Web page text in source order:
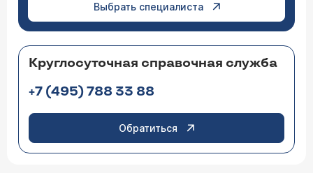
Выбрать специалиста
Круглосуточная справочная служба
+7 (495) 788 33 88
Обратиться